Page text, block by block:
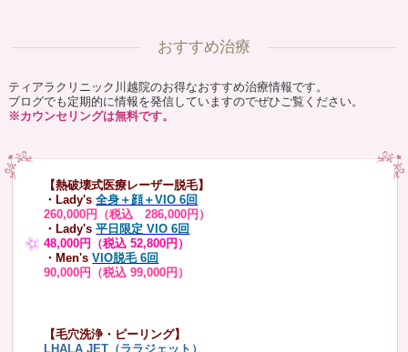
おすすめ治療
ティアラクリニック川越院のお得なおすすめ治療情報です。
ブログでも定期的に情報を発信していますのでぜひご覧ください。
※カウンセリングは無料です。
【熱破壊式医療レーザー脱毛】
・Lady's 全身＋顔＋VIO 6回
260,000円（税込 286,000円）
・Lady's平日限定 VIO 6回
48,000円（税込 52,800円）
・Men's VIO脱毛 6回
90,000円（税込 99,000円）
【毛穴洗浄・ピーリング】
LHALA JET（ララジェット）